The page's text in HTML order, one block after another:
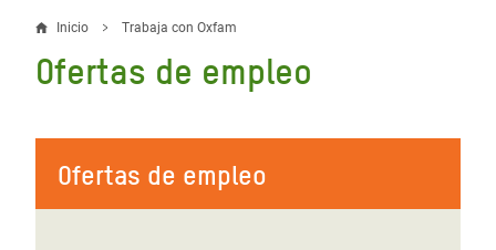
Sobrescribir
enlaces
ayuda
a
Inicio Trabaja con Oxfam
Ofertas de empleo
Ofertas de empleo